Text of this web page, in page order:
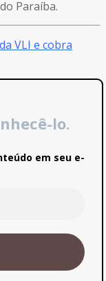
Paraíba.
VLI e cobra
lo.
em seu e-